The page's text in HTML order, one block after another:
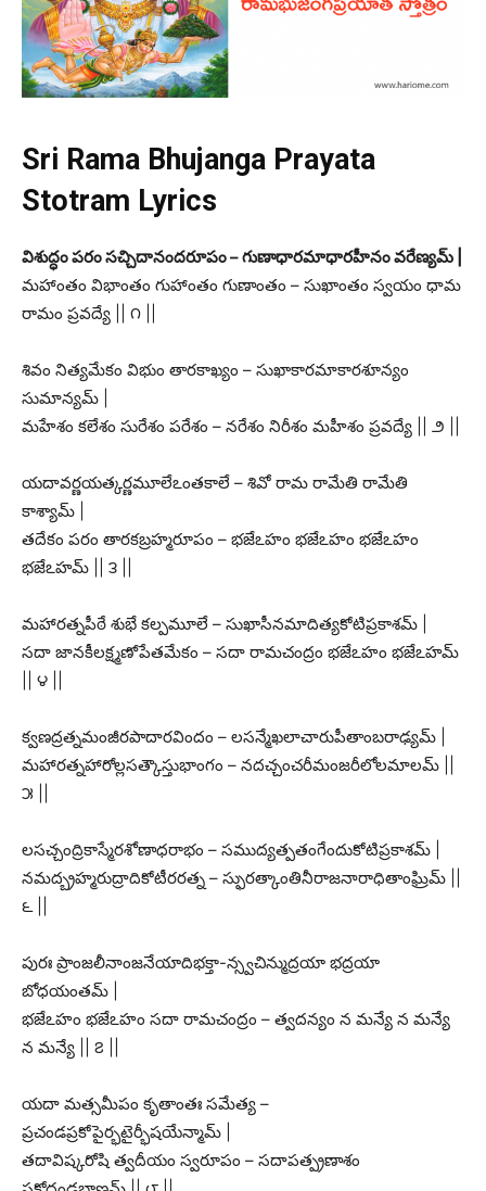
Sri Rama Bhujanga Prayata
Stotram Lyrics
విశుద్ధం పరం సచ్చిదానందరూపం – గుణాధారమాధారహీనం వరేణ్యమ్ |
మహాంతం విభాంతం గుహాంతం గుణాంతం – సుఖాంతం స్వయం ధామ
రామం ప్రవద్యే || ౧ ||
శివం నిత్యమేకం విభుం తారకాఖ్యం – సుఖాకారమాకారశూన్యం
సుమాన్యమ్ |
మహేశం కలేశం సురేశం పరేశం – నరేశం నిరీశం మహీశం ప్రవద్యే || ౨ ||
యదావర్ణయత్కర్ణమూలేఽంతకాలే – శివో రామ రామేతి రామేతి
కాశ్యామ్ |
తదేకం పరం తారకబ్రహ్మరూపం – భజేఽహం భజేఽహం భజేఽహం
భజేఽహమ్ || ౩ ||
మహారత్నపీఠే శుభే కల్పమూలే – సుఖాసీనమాదిత్యకోటిప్రకాశమ్ |
సదా జానకీలక్ష్మణోపేతమేకం – సదా రామచంద్రం భజేఽహం భజేఽహమ్
|| ౪ ||
క్వణద్రత్నమంజీరపాదారవిందం – లసన్మేఖలాచారుపీతాంబరాఢ్యమ్ |
మహారత్నహారోల్లసత్కౌస్తుభాంగం – నదచ్చంచరీమంజరీలోలమాలమ్ ||
౫ ||
లసచ్చంద్రికాస్మేరశోణాధరాభం – సముద్యత్పతంగేందుకోటిప్రకాశమ్ |
నమద్బ్రహ్మరుద్రాదికోటీరరత్న – స్ఫురత్కాంతినీరాజనారాధితాంఘ్రిమ్ ||
౬ ||
పురః ప్రాంజలీనాంజనేయాదిభక్తా-న్స్వచిన్ముద్రయా భద్రయా
బోధయంతమ్ |
భజేఽహం భజేఽహం సదా రామచంద్రం – త్వదన్యం న మన్యే న మన్యే
న మన్యే || ౭ ||
యదా మత్సమీపం కృతాంతః సమేత్య –
ప్రచండప్రకోపైర్భటైర్భీషయేన్మామ్ |
తదావిష్కరోషి త్వదీయం స్వరూపం – సదాపత్ప్రణాశం